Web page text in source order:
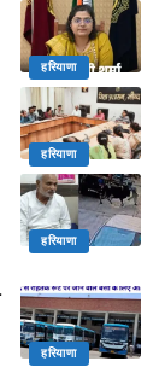
हरियाणा
हरियाणा
हरियाणा
हरियाणा